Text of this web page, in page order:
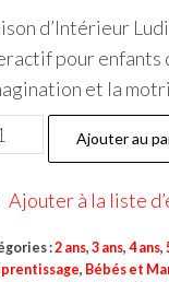
d’Intérieur
pour enfants
et la
Ajouter au
Ajouter à la liste
:2 ans, 3 ans, 4 ans,
, Bébés et